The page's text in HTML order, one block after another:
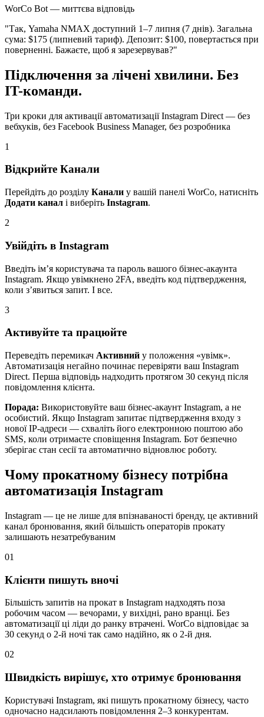
WorCo Bot — миттєва відповідь
"Так, Yamaha NMAX доступний 1–7 липня (7 днів). Загальна
сума: $175 (липневий тариф). Депозит: $100, повертається при
поверненні. Бажаєте, щоб я зарезервував?"
Підключення за лічені хвилини. Без
IT-команди.
Три кроки для активації автоматизації Instagram Direct — без
вебхуків, без Facebook Business Manager, без розробника
1
Відкрийте Канали
Перейдіть до розділу Канали у вашій панелі WorCo, натисніть
Додати канал і виберіть Instagram.
2
Увійдіть в Instagram
Введіть ім’я користувача та пароль вашого бізнес-акаунта
Instagram. Якщо увімкнено 2FA, введіть код підтвердження,
коли з’явиться запит. І все.
3
Активуйте та працюйте
Переведіть перемикач Активний у положення «увімк».
Автоматизація негайно починає перевіряти ваш Instagram
Direct. Перша відповідь надходить протягом 30 секунд після
повідомлення клієнта.
Порада: Використовуйте ваш бізнес-акаунт Instagram, а не
особистий. Якщо Instagram запитає підтвердження входу з
нової IP-адреси — схваліть його електронною поштою або
SMS, коли отримаєте сповіщення Instagram. Бот безпечно
зберігає стан сесії та автоматично відновлює роботу.
Чому прокатному бізнесу потрібна
автоматизація Instagram
Instagram — це не лише для впізнаваності бренду, це активний
канал бронювання, який більшість операторів прокату
залишають незатребуваним
01
Клієнти пишуть вночі
Більшість запитів на прокат в Instagram надходять поза
робочим часом — вечорами, у вихідні, рано вранці. Без
автоматизації ці ліди до ранку втрачені. WorCo відповідає за
30 секунд о 2-й ночі так само надійно, як о 2-й дня.
02
Швидкість вирішує, хто отримує бронювання
Користувачі Instagram, які пишуть прокатному бізнесу, часто
одночасно надсилають повідомлення 2–3 конкурентам.